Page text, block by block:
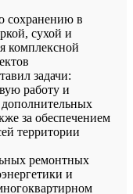
сохранению в
сухой и
комплексной
задачи:
работу и
за обеспечением
территории
ремонтных
и